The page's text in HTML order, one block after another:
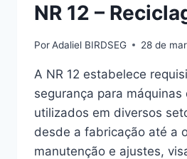
NR 12 –
PorAdaliel BIRDSEG 28 de
A NR 12 estabelece
segurança para máquinas
utilizados em diversos
desde a fabricação até a
manutenção e ajustes,